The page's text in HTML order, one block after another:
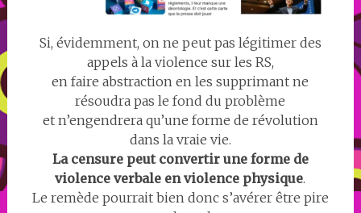
Si, évidemment, on ne peut pas légitimer des
appels à la violence sur les RS,
en faire abstraction en les supprimant ne
résoudra pas le fond du problème
et n’engendrera qu’une forme de révolution
dans la vraie vie.
La censure peut convertir une forme de
violence verbale en violence physique.
Le remède pourrait bien donc s’avérer être pire